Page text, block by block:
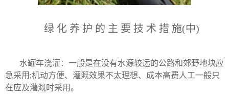
绿 化 养 护 的 主 要 技 术 措 施(中)
水罐车浇灌：一般是在没有水源较远的公路和郊野地块应
急采用;机动方便、灌溉效果不太理想、成本高费人工一般只
在应及灌溉时采用。